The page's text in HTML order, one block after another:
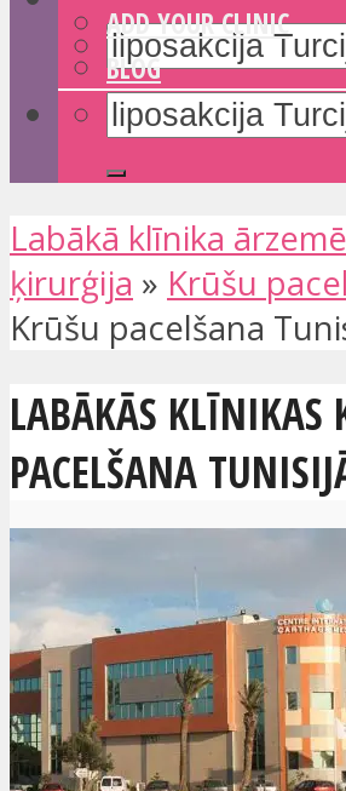
ADD YOUR CLINIC
BLOG
Labākā klīnika
ķirurģija » Krūšu
Krūšu pacelšana
LABĀKĀS KLĪNIKAS
PACELŠANA